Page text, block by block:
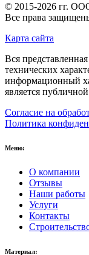
© 2015-2026 гг.
Все права
Карта сайта
Вся
технических
информационный
является
Согласие на
Политика
Меню:
О компании
Отзывы
Наши работы
Услуги
Контакты
Материал: